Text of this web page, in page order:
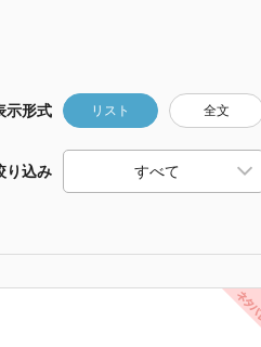
示形式 リスト 全文
り込み